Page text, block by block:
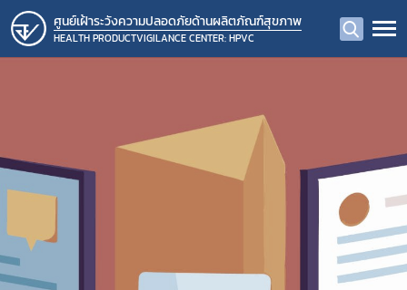
ศูนย์เฝ้าระวังความปลอดภัยด้านผลิตภัณฑ์สุขภาพ
HEALTH PRODUCTVIGILANCE CENTER: HPVC